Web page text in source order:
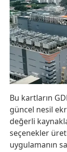
Bu kartların
güncel nesil
değerli
seçenekler
uygulamanın